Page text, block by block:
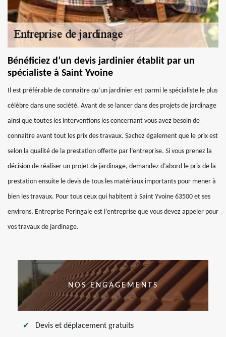
Bénéficiez d’un devis jardinier établit par un
spécialiste à Saint Yvoine
Il est préférable de connaitre qu’un jardinier est parmi le spécialiste le plus
célèbre dans une société. Avant de se lancer dans des projets de jardinage
ainsi que toutes les interventions les concernant vous avez besoin de
connaitre avant tout les prix des travaux. Sachez également que le prix est
selon la qualité de la prestation offerte par l’entreprise. Si vous prenez la
décision de réaliser un projet de jardinage, demandez d’abord le prix de la
prestation ensuite le devis de tous les matériaux importants pour mener à
bien les travaux. Pour tous ceux qui habitent à Saint Yvoine 63500 et ses
environs, Entreprise Peringale est l’entreprise que vous devez appeler pour
vos travaux de jardinage.
NOS ENGAGEMENTS
Devis et déplacement gratuits